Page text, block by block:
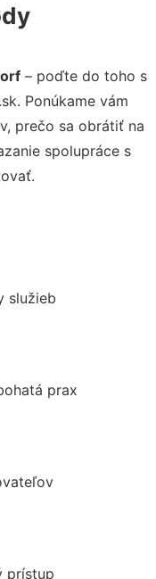
– poďte do toho s
Ponúkame vám
prečo sa obrátiť na
spolupráce s
služieb
prax
prístup